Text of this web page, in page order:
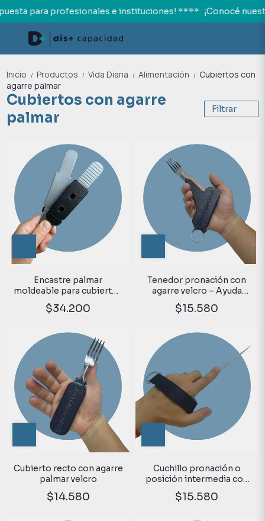
para profesionales e instituciones! **** ¡Conocé
Inicio / Productos / Vida Diaria / Alimentación / Cubiertos con
agarre palmar
Cubiertos con agarre
palmar
Filtrar
Encastre palmar
moldeable para cubiertos
adaptados – Ayuda
técnica para alimentación
$34.200
Tenedor pronación con
agarre velcro – Ayuda
técnica para alimentación
en pronación
$15.580
Cubierto recto con agarre
palmar velcro
$14.580
Cuchillo pronación o
posición intermedia con
agarre velcro
$15.580